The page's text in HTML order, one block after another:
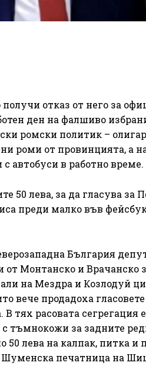
отказ от него за
ден на фалшиво
ромски политик –
роми от провинцията, а
автобуси в работно време.
50 лева, за да гласува за
преди малко във
България
Монтанско и Врачанско
на Мездра и Козлодуй
вече продадоха
тях расовата сегрегация
тъмнокожи за задните
лева на калпак, питка и
Шуменска печатница на